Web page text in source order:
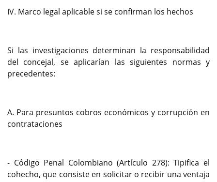
IV. Marco legal aplicable si se confirman los hechos
Si las investigaciones determinan la responsabilidad
del concejal, se aplicarían las siguientes normas y
precedentes:
A. Para presuntos cobros económicos y corrupción en
contrataciones
- Código Penal Colombiano (Artículo 278): Tipifica el
cohecho, que consiste en solicitar o recibir una ventaja